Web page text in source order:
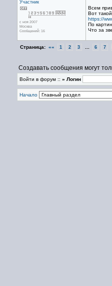
Участник
с ноя 2007
Москва
Сообщений: 16
Всем
Вот
https://
По
Что за
Страница: «« 1 2 3 6 7
Создавать сообщения могут
Войти в форум :: » Логин
Начало